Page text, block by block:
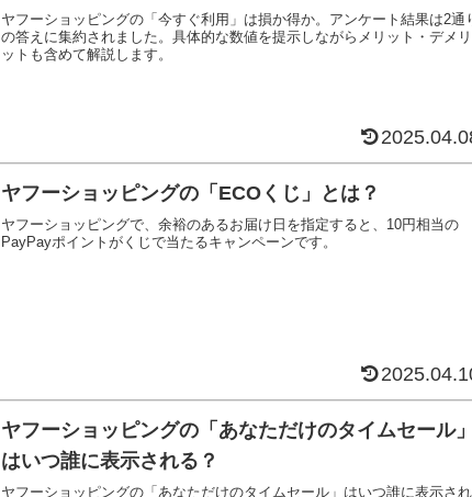
ヤフーショッピングの「今すぐ利用」は損か得か。アンケート結果は2通
の答えに集約されました。具体的な数値を提示しながらメリット・デメリ
ットも含めて解説します。
ヤフーショッピングの「ECOくじ」とは？
ヤフーショッピングで、余裕のあるお届け日を指定すると、10円相当の
PayPayポイントがくじで当たるキャンペーンです。
ヤフーショッピングの「あなただけのタイムセール」
はいつ誰に表示される？
ヤフーショッピングの「あなただけのタイムセール」はいつ誰に表示され